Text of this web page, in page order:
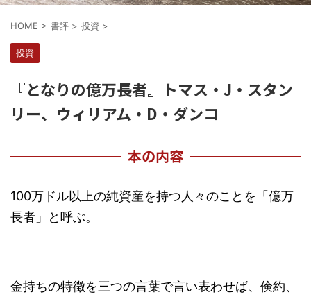
HOME > 書評 > 投資 >
投資
『となりの億万長者』トマス・J・スタン
リー、ウィリアム・D・ダンコ
本の内容
100万ドル以上の純資産を持つ人々のことを「億万
長者」と呼ぶ。
金持ちの特徴を三つの言葉で言い表わせば、倹約、